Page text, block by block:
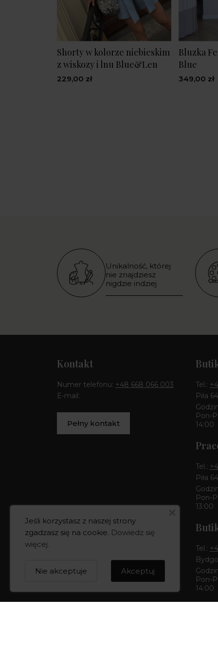
Shorty w kolorze niebieskim
z wiskozy i lnu Blue&Len
229,00 zł
Bluzka
Blue
349,00 zł
Unikalność, której
nie znajdziesz
nigdzie indziej
Kontakt
Numer telefonu: +48 668 066 003
E-mail:
Pełny kontakt
Tel.:
Piła
Pon-
14:00
Tel.:
Piła
Pon-
13:00
Tel.:
Pon-
14:00
Jeśli korzystasz z naszej strony
zgadzasz się na cookie. Dowiedz się
więcej.
Akceptuj
Nie akceptuje